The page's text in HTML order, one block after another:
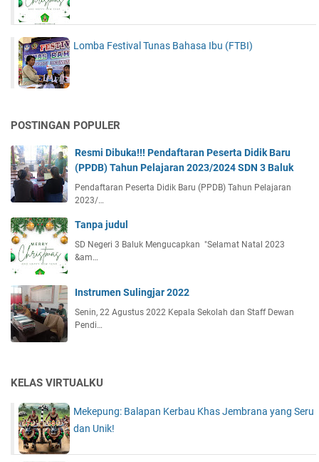
Lomba Festival Tunas Bahasa Ibu (FTBI)
POSTINGAN POPULER
Resmi Dibuka!!! Pendaftaran Peserta Didik Baru
(PPDB) Tahun Pelajaran 2023/2024 SDN 3 Baluk
Pendaftaran Peserta Didik Baru (PPDB) Tahun Pelajaran
2023/…
Tanpa judul
SD Negeri 3 Baluk Mengucapkan "Selamat Natal 2023
&am…
Instrumen Sulingjar 2022
Senin, 22 Agustus 2022 Kepala Sekolah dan Staff Dewan
Pendi…
KELAS VIRTUALKU
Mekepung: Balapan Kerbau Khas Jembrana yang Seru
dan Unik!